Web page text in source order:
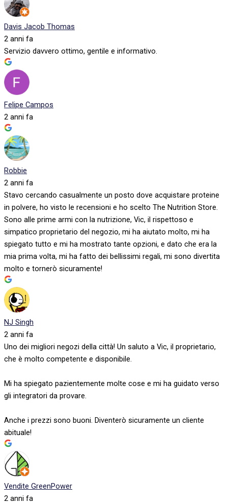
Davis Jacob Thomas
2 anni fa
Servizio davvero ottimo, gentile e informativo.
Felipe Campos
2 anni fa
Robbie
2 anni fa
Stavo cercando casualmente un posto dove acquistare proteine
in polvere, ho visto le recensioni e ho scelto The Nutrition Store.
Sono alle prime armi con la nutrizione, Vic, il rispettoso e
simpatico proprietario del negozio, mi ha aiutato molto, mi ha
spiegato tutto e mi ha mostrato tante opzioni, e dato che era la
mia prima volta, mi ha fatto dei bellissimi regali, mi sono divertita
molto e tornerò sicuramente!
NJ Singh
2 anni fa
Uno dei migliori negozi della città! Un saluto a Vic, il proprietario,
che è molto competente e disponibile.
Mi ha spiegato pazientemente molte cose e mi ha guidato verso
gli integratori da provare.
Anche i prezzi sono buoni. Diventerò sicuramente un cliente
abituale!
Vendite GreenPower
2 anni fa